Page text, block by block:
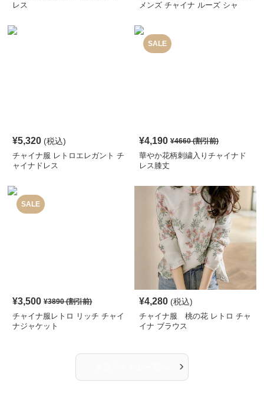
レス
メンズ チャイナ ルーズ シャ
¥5,320 (税込)
チャイナ服 レトロエレガント チ
ャイナドレス
SALE
¥4,190 ¥4660(割引前)
華やか花柄刺繍入りチャイナド
レス膝丈
SALE
¥3,500 ¥3890(割引前)
チャイナ服レトロ リッチ チャイ
ナジャケット
¥4,280 (税込)
チャイナ服 桃の花 レトロ チャ
イナ ブラウス
›